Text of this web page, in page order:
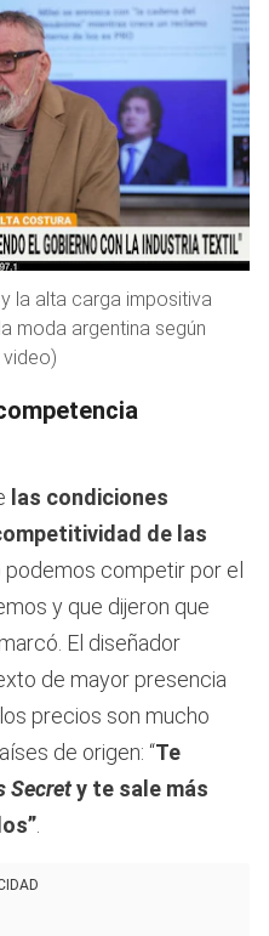
la alta carga impositiva
moda argentina según
las condiciones
de las
podemos competir por el
y que dijeron que
El diseñador
de mayor presencia
precios son mucho
de origen: “Te
Secrety te sale más